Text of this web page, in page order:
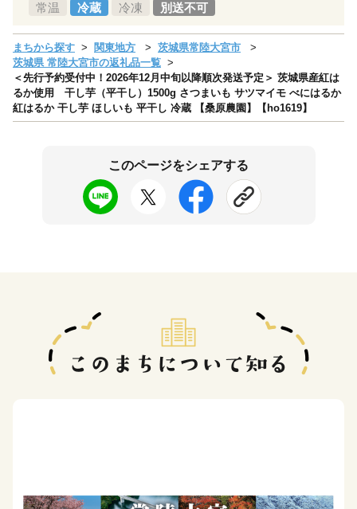
常温 冷蔵 冷凍 別送不可
まちから探す 関東地方
茨城県常陸大宮市
茨城県 常陸大宮市の返礼品一覧
＜先行予約受付中！2026年12月中旬以降順次発送予定＞ 茨城県産紅は
るか使用 干し芋（平干し）1500g さつまいも サツマイモ べにはるか
紅はるか 干し芋 ほしいも 平干し 冷蔵 【桑原農園】【ho1619】
このページをシェアする